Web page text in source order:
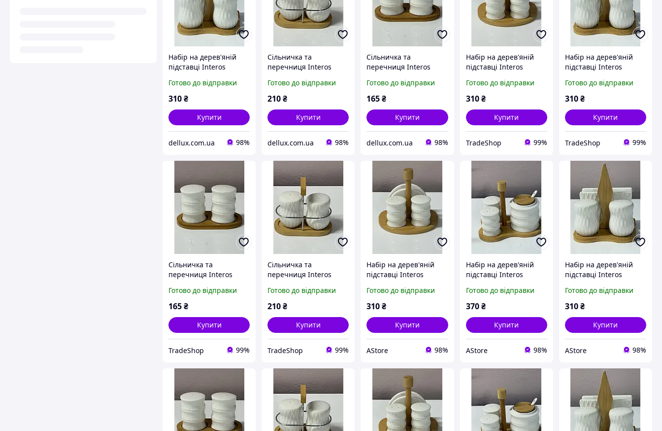
Набір на дерев'яній
підставці Interos
сільничка серветниця)
Готово до відправки
310₴
Купити
dellux.com.ua 98%
Сільничка та
перечниця Interos
на дерев'яній підставці
Готово до відправки
210₴
Купити
dellux.com.ua 98%
Сільничка та
перечниця Interos
на дерев'яній підставці
Готово до відправки
165₴
Купити
dellux.com.ua 98%
Набір на дерев'яній
підставці Interos
сільничка серветниця)
TX_00-00008088
Готово до відправки
310 ₴
Купити
TradeShop 99%
Набір на дерев'яній
підставці Interos
сільничка серветниця)
TX_00-00008089
Готово до відправки
310₴
Купити
TradeShop 99%
Сільничка та
перечниця Interos
на дерев'яній підставці
TX_00-00008091
Готово до відправки
165₴
Купити
TradeShop 99%
Сільничка та
перечниця Interos
на дерев'яній підставці
TX_00-00008090
Готово до відправки
210₴
Купити
TradeShop 99%
Набір на дерев'яній
підставці Interos
сільничка серветниця)
AStore
Готово до відправки
310₴
Купити
AStore 98%
Набір на дерев'яній
підставці Interos
перечниця сільничка)
AStore
Готово до відправки
370 ₴
Купити
AStore 98%
Набір на дерев'яній
підставці Interos
сільничка серветниця)
AStore
Готово до відправки
310₴
Купити
AStore 98%